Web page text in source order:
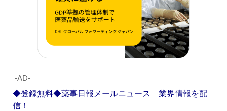
‐AD‐
◆登録無料◆薬事日報メールニュース 業界情報を配
信！